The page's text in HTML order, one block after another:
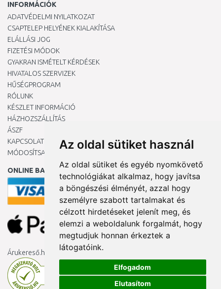
Az oldal sütiket használ
Az oldal sütiket és egyéb nyomkövető
technológiákat alkalmaz, hogy javítsa
a böngészési élményét, azzal hogy
személyre szabott tartalmakat és
célzott hirdetéseket jelenít meg, és
elemzi a weboldalunk forgalmát, hogy
megtudjuk honnan érkeztek a
látogatóink.
Elfogadom
Elutasítom
INFORMÁCIÓK
ADATVÉDELMI NYILATKOZAT
CSAPTELEP HELYÉNEK KIALAKÍTÁSA
ELÁLLÁSI JOG
FIZETÉSI MÓDOK
GYAKRAN ISMÉTELT KÉRDÉSEK
HIVATALOS SZERVIZEK
HŰSÉGPROGRAM
RÓLUNK
KÉSZLET INFORMÁCIÓ
HÁZHOZSZÁLLÍTÁS
ÁSZF
KAPCSOLAT
MÓDOSÍTSA A COOKIE-BEÁLLÍTÁSAIMAT
ONLINE BANKKÁRTYÁVAL
Árukereső.hu